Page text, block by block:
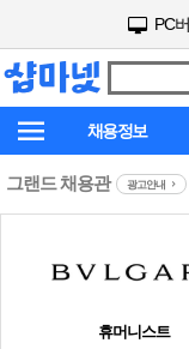
PC
채용정보
그랜드 채용관 광고안내
휴머니스트